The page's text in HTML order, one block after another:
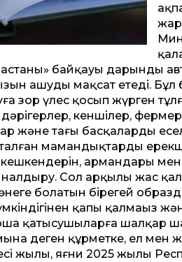
байқауы дарынды
ашуды мақсат етеді.
зор үлес қосып жүрген
кеншілер,
және тағы басқалардың
мамандықтардың
кешкендерін, армандары
Сол арқылы жас
болатын бірегей
қапы қалмаңыз
қатысушыларға шалқар
деген құрметке, ел мен
жылы, яғни 2025 жылы